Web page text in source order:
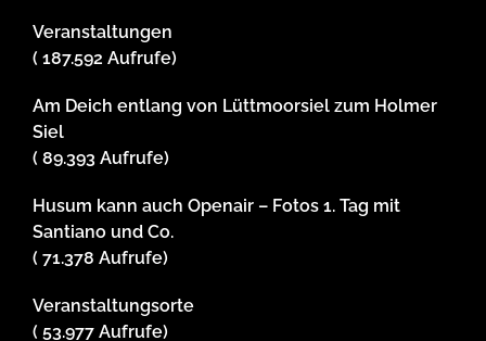
Veranstaltungen
( 187.592 Aufrufe)
Am Deich entlang von Lüttmoorsiel zum Holmer
Siel
( 89.393 Aufrufe)
Husum kann auch Openair – Fotos 1. Tag mit
Santiano und Co.
( 71.378 Aufrufe)
Veranstaltungsorte
( 53.977 Aufrufe)